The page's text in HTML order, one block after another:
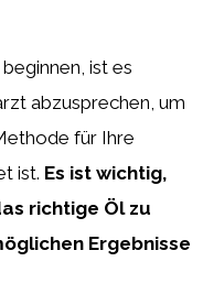
ist es
abzusprechen, um
für Ihre
ist. Es ist wichtig,
richtige Öl zu
Ergebnisse